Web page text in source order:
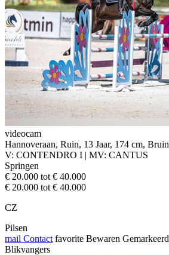
videocam
Hannoveraan, Ruin, 13 Jaar, 174 cm, Bruin
V: CONTENDRO I | MV: CANTUS
Springen
€ 20.000 tot € 40.000
€ 20.000 tot € 40.000
CZ
Pilsen
mail Contact favorite Bewaren Gemarkeerd
Blikvangers